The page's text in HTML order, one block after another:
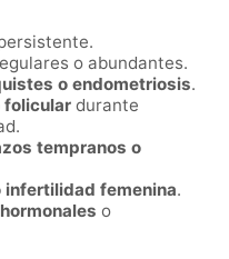
o abundantes.
o endometriosis.
folicular durante
tempranos o
femenina.
o